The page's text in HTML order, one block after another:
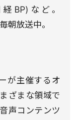
BP)など。
朝放送中。
が主催するオ
ざまな領域で
声コンテンツ